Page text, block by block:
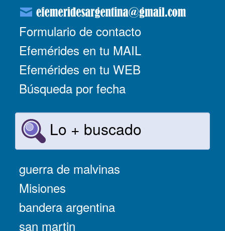
Formulario de contacto
Efemérides en tu MAIL
Efemérides en tu WEB
Búsqueda por fecha
Lo + buscado
guerra de malvinas
Misiones
bandera argentina
san martin